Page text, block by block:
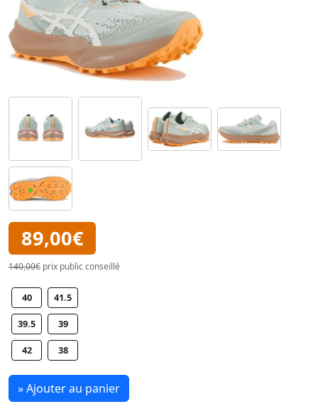
89,00€
140,00€ prix public conseillé
40 41.5
39.5 39
42 38
» Ajouter au panier